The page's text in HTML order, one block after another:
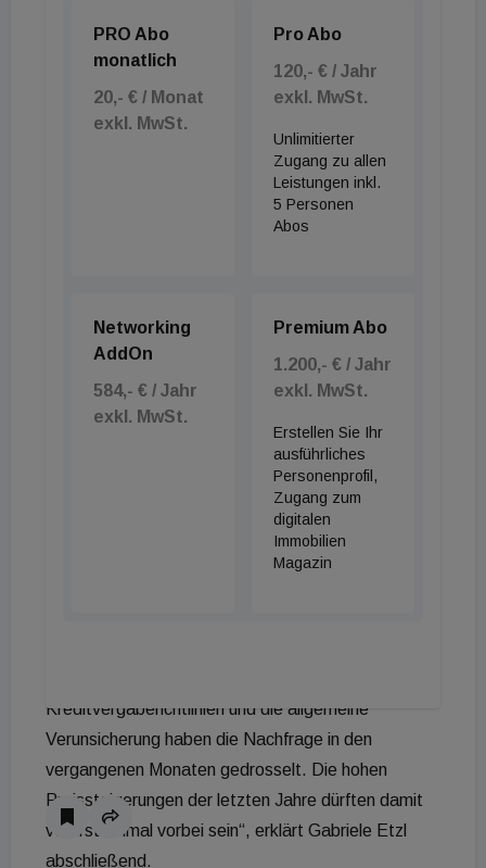
der Mietzins aufgrund der Inflation
überdurchschnittlich angestiegen, Wien macht mit
Euro 9,10 Euro pro Quadratmeter dem Ruf als
mieterfreundliche Stadt aber nach wie vor alle Ehre
– und liegt mit den Mietpreisen hinter Linz (10,8
Euro/qm) und Graz (11,20 Euro/qm). In die
Erhebung wurden Mietpreise von Neubau- und
vor allem der für die Hauptstadt typische
Altbaubestand mit den regulierten
Richtwertmieten.“, ergänzt Etzl.
Auch beim Thema Wohnbauvorhaben ist man
hierzulande weiterhin stark: Im Schnitt wurden im
Vorjahr 6,47 Projekte pro 1.000 Einwohner initiiert.
Mit 6,95 geplanten Bauprojekten wird Österreich in
dieser Disziplin allerdings von Israel als
Kreditvergaberichtlinien und die allgemeine
Verunsicherung haben die Nachfrage in den
vergangenen Monaten gedrosselt. Die hohen
Preissteigerungen der letzten Jahre dürften damit
vorerst einmal vorbei sein“, erklärt Gabriele Etzl
abschließend.
PRO Abo
monatlich
20,- € / Monat
exkl. MwSt.
Pro Abo
120,- € / Jahr
exkl. MwSt.
Unlimitierter
Zugang zu allen
Leistungen inkl.
5 Personen
Abos
Networking
AddOn
584,- € / Jahr
exkl. MwSt.
Premium Abo
1.200,- € / Jahr
exkl. MwSt.
Erstellen Sie Ihr
ausführliches
Personenprofil,
Zugang zum
digitalen
Immobilien
Magazin